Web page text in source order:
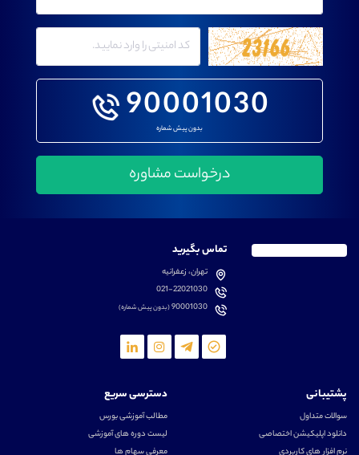
90001030
بدون پیش شماره
تماس بگیرید
تهران، زعفرانیه
021-22021030
90001030(بدون پیش شماره)
پشتیبانی
سوالات متداول
دانلود اپلیکیشن اختصاصی
نرم افزار های کاربردی
دسترسی سریع
مطالب آموزشی بورس
لیست دوره های آموزشی
معرفی سهام ها